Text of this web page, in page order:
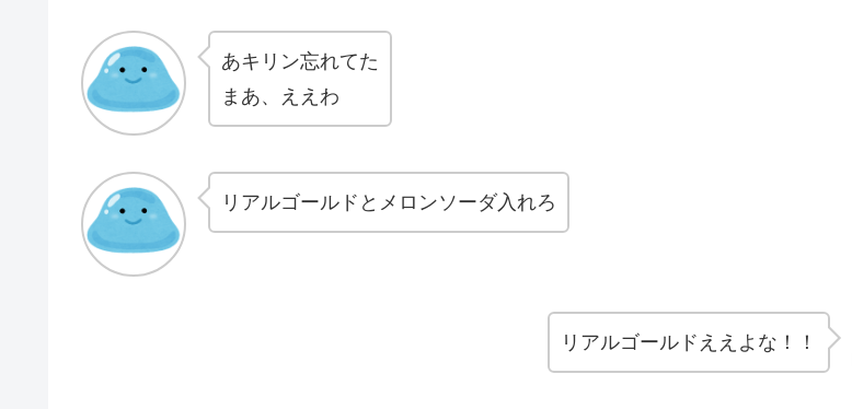
あキリン忘れてた
まあ、ええわ
リアルゴールドとメロンソーダ入れろ
リアルゴールドええよな！！